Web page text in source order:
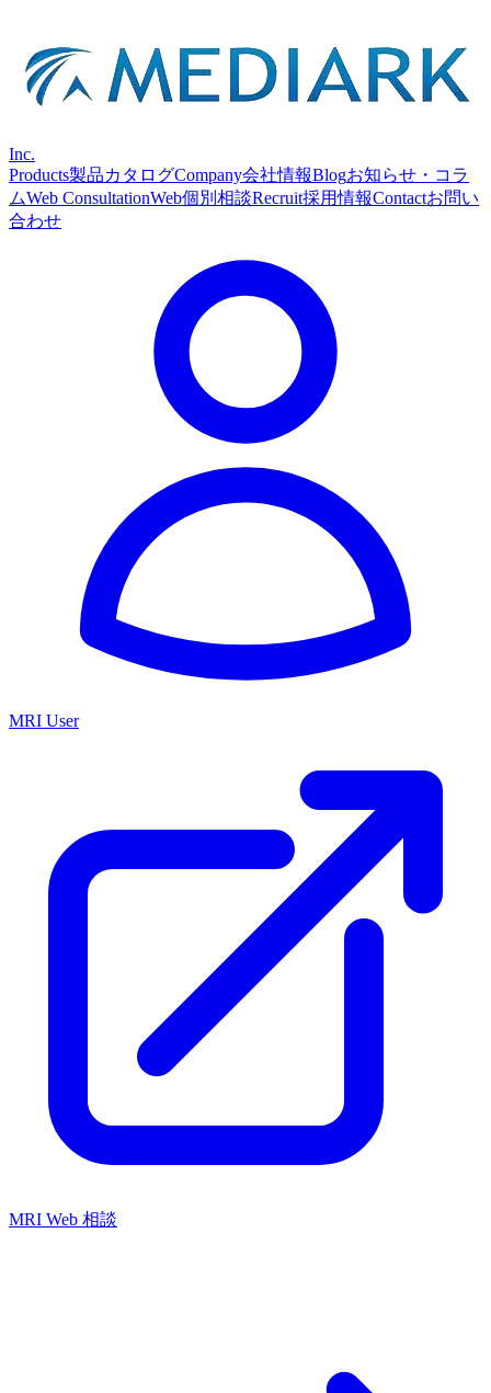
Inc.
Products製品カタログCompany会社情報Blogお知らせ・コラ
ムWeb ConsultationWeb個別相談Recruit採用情報Contactお問い
合わせ
MRI User
MRI Web 相談